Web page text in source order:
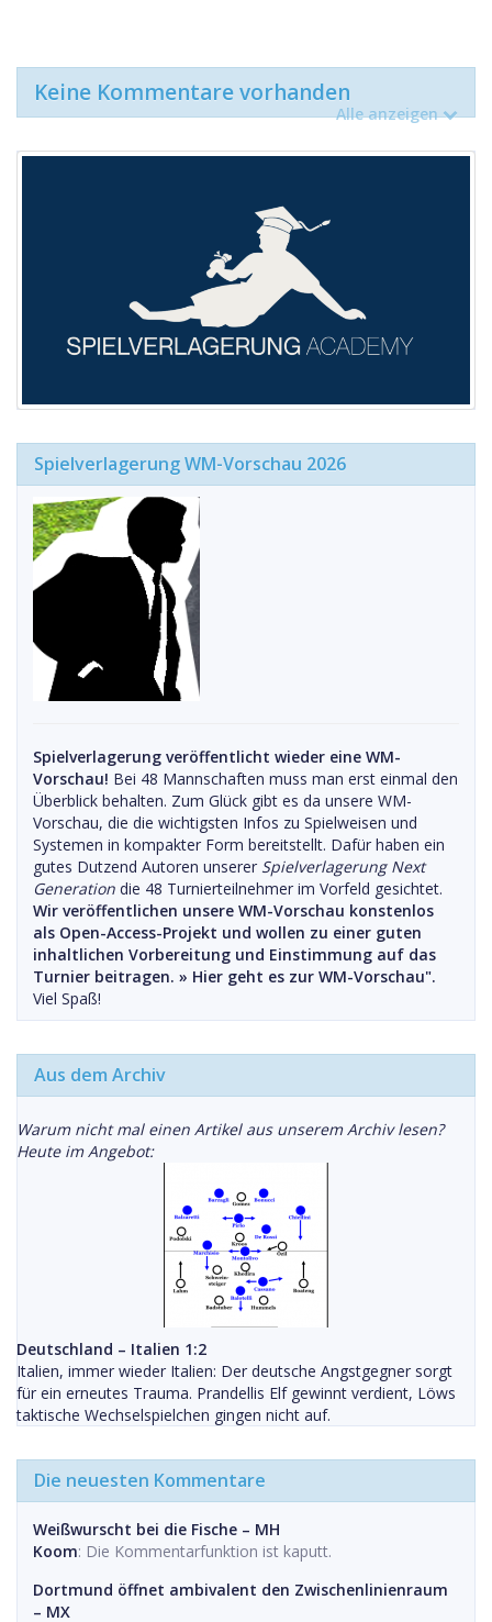
Keine Kommentare vorhanden
Alle anzeigen
Spielverlagerung WM-Vorschau 2026
Spielverlagerung veröffentlicht wieder eine WM-
Vorschau! Bei 48 Mannschaften muss man erst einmal den
Überblick behalten. Zum Glück gibt es da unsere WM-
Vorschau, die die wichtigsten Infos zu Spielweisen und
Systemen in kompakter Form bereitstellt. Dafür haben ein
gutes Dutzend Autoren unserer Spielverlagerung Next
Generation die 48 Turnierteilnehmer im Vorfeld gesichtet.
Wir veröffentlichen unsere WM-Vorschau konstenlos
als Open-Access-Projekt und wollen zu einer guten
inhaltlichen Vorbereitung und Einstimmung auf das
Turnier beitragen. » Hier geht es zur WM-Vorschau".
Viel Spaß!
Aus dem Archiv
Warum nicht mal einen Artikel aus unserem Archiv lesen?
Heute im Angebot:
Deutschland – Italien 1:2
Italien, immer wieder Italien: Der deutsche Angstgegner sorgt
für ein erneutes Trauma. Prandellis Elf gewinnt verdient, Löws
taktische Wechselspielchen gingen nicht auf.
Die neuesten Kommentare
Weißwurscht bei die Fische – MH
Koom: Die Kommentarfunktion ist kaputt.
Dortmund öffnet ambivalent den Zwischenlinienraum
– MX